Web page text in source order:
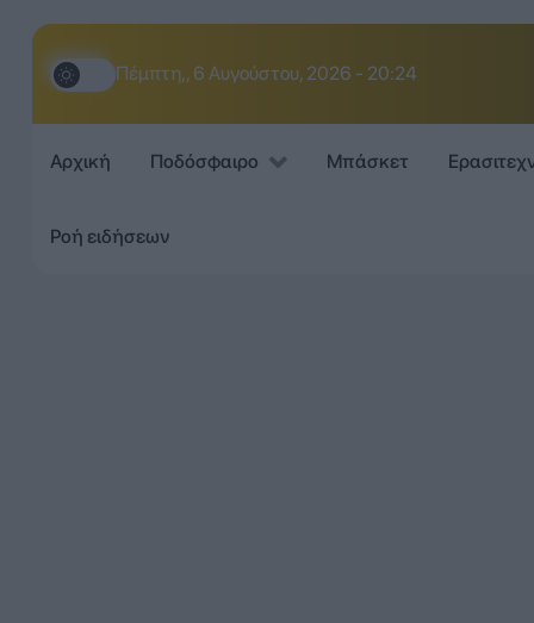
Πέμπτη,, 6 Αυγούστου, 2026 - 20:24
Αρχική Ποδόσφαιρο Μπάσκετ
Ροή ειδήσεων